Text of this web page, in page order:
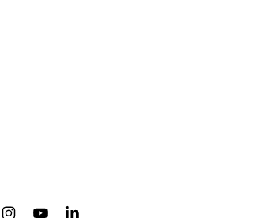
InstagramYouTubeLinkedIn